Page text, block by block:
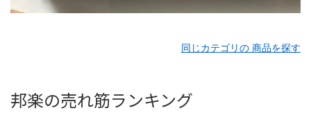
同じカテゴリの 商品を探す
邦楽の売れ筋ランキング